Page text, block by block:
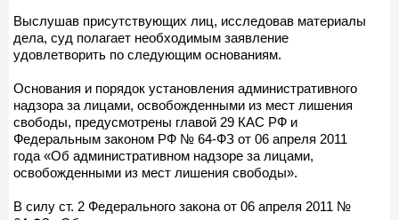
Выслушав присутствующих лиц, исследовав материалы
дела, суд полагает необходимым заявление
удовлетворить по следующим основаниям.
Основания и порядок установления административного
надзора за лицами, освобожденными из мест лишения
свободы, предусмотрены главой 29 КАС РФ и
Федеральным законом РФ № 64-ФЗ от 06 апреля 2011
года «Об административном надзоре за лицами,
освобожденными из мест лишения свободы».
В силу ст. 2 Федерального закона от 06 апреля 2011 №